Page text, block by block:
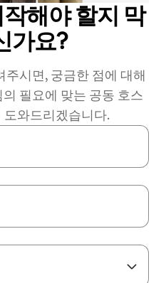
해야 할지 막
가요?
주시면, 궁금한 점에 대해
필요에 맞는 공동 호스
도와드리겠습니다.